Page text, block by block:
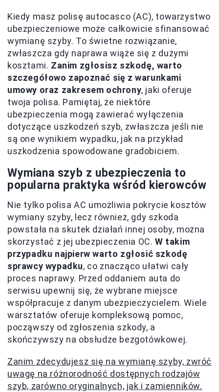
Kiedy masz polisę autocasco (AC), towarzystwo
ubezpieczeniowe może całkowicie sfinansować
wymianę szyby. To świetne rozwiązanie,
zwłaszcza gdy naprawa wiąże się z dużymi
kosztami. Zanim zgłosisz szkodę, warto
szczegółowo zapoznać się z warunkami
umowy oraz zakresem ochrony, jaki oferuje
twoja polisa. Pamiętaj, że niektóre
ubezpieczenia mogą zawierać wyłączenia
dotyczące uszkodzeń szyb, zwłaszcza jeśli nie
są one wynikiem wypadku, jak na przykład
uszkodzenia spowodowane gradobiciem.
Wymiana szyb z ubezpieczenia to
popularna praktyka wśród kierowców
Nie tylko polisa AC umożliwia pokrycie kosztów
wymiany szyby, lecz również, gdy szkoda
powstała na skutek działań innej osoby, można
skorzystać z jej ubezpieczenia OC.W takim
przypadku najpierw warto zgłosić szkodę
sprawcy wypadku, co znacząco ułatwi cały
proces naprawy. Przed oddaniem auta do
serwisu upewnij się, że wybrane miejsce
współpracuje z danym ubezpieczycielem. Wiele
warsztatów oferuje kompleksową pomoc,
począwszy od zgłoszenia szkody, a
skończywszy na obsłudze bezgotówkowej.
Zanim zdecydujesz się na wymianę szyby, zwróć
uwagę na różnorodność dostępnych rodzajów
szyb, zarówno oryginalnych, jak i zamienników.